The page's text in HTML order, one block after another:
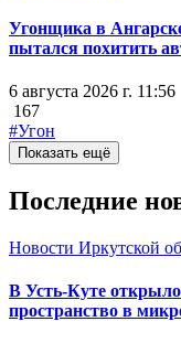
Угонщика в
пытался похитить
6 августа 2026 г. 11:56
167
#Угон
Показать ещё
Последние
Новости Иркутской
В Усть-Куте
пространство в